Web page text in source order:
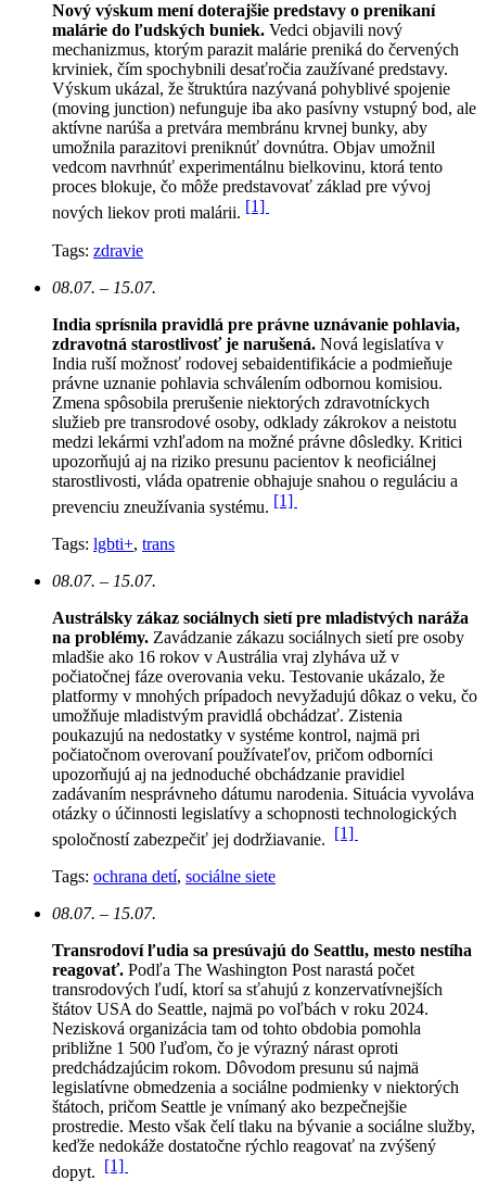
Nový výskum mení doterajšie predstavy o prenikaní
malárie do ľudských buniek. Vedci objavili nový
mechanizmus, ktorým parazit malárie preniká do červených
krviniek, čím spochybnili desaťročia zaužívané predstavy.
Výskum ukázal, že štruktúra nazývaná pohyblivé spojenie
(moving junction) nefunguje iba ako pasívny vstupný bod, ale
aktívne narúša a pretvára membránu krvnej bunky, aby
umožnila parazitovi preniknúť dovnútra. Objav umožnil
vedcom navrhnúť experimentálnu bielkovinu, ktorá tento
proces blokuje, čo môže predstavovať základ pre vývoj
nových liekov proti malárii. [1]
Tags: zdravie
08.07. – 15.07.
India sprísnila pravidlá pre právne uznávanie pohlavia,
zdravotná starostlivosť je narušená. Nová legislatíva v
India ruší možnosť rodovej sebaidentifikácie a podmieňuje
právne uznanie pohlavia schválením odbornou komisiou.
Zmena spôsobila prerušenie niektorých zdravotníckych
služieb pre transrodové osoby, odklady zákrokov a neistotu
medzi lekármi vzhľadom na možné právne dôsledky. Kritici
upozorňujú aj na riziko presunu pacientov k neoficiálnej
starostlivosti, vláda opatrenie obhajuje snahou o reguláciu a
prevenciu zneužívania systému. [1]
Tags: lgbti+, trans
08.07. – 15.07.
Austrálsky zákaz sociálnych sietí pre mladistvých naráža
na problémy. Zavádzanie zákazu sociálnych sietí pre osoby
mladšie ako 16 rokov v Austrália vraj zlyháva už v
počiatočnej fáze overovania veku. Testovanie ukázalo, že
platformy v mnohých prípadoch nevyžadujú dôkaz o veku, čo
umožňuje mladistvým pravidlá obchádzať. Zistenia
poukazujú na nedostatky v systéme kontrol, najmä pri
počiatočnom overovaní používateľov, pričom odborníci
upozorňujú aj na jednoduché obchádzanie pravidiel
zadávaním nesprávneho dátumu narodenia. Situácia vyvoláva
otázky o účinnosti legislatívy a schopnosti technologických
spoločností zabezpečiť jej dodržiavanie. [1]
Tags: ochrana detí, sociálne siete
08.07. – 15.07.
Transrodoví ľudia sa presúvajú do Seattlu, mesto nestíha
reagovať. Podľa The Washington Post narastá počet
transrodových ľudí, ktorí sa sťahujú z konzervatívnejších
štátov USA do Seattle, najmä po voľbách v roku 2024.
Nezisková organizácia tam od tohto obdobia pomohla
približne 1 500 ľuďom, čo je výrazný nárast oproti
predchádzajúcim rokom. Dôvodom presunu sú najmä
legislatívne obmedzenia a sociálne podmienky v niektorých
štátoch, pričom Seattle je vnímaný ako bezpečnejšie
prostredie. Mesto však čelí tlaku na bývanie a sociálne služby,
keďže nedokáže dostatočne rýchlo reagovať na zvýšený
dopyt. [1]